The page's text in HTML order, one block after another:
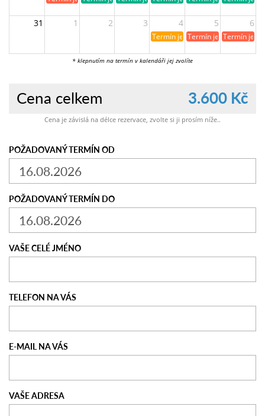
31 1 2 3 4 5 6
Termín je již rezervován
Termín je již obsazen
Termín je již
* klepnutím na termín v kalendáři jej zvolíte
Cena celkem 3.600 Kč
Cena je závislá na délce rezervace, zvolte si ji prosím níže..
POŽADOVANÝ TERMÍN OD
POŽADOVANÝ TERMÍN DO
VAŠE CELÉ JMÉNO
TELEFON NA VÁS
E-MAIL NA VÁS
VAŠE ADRESA